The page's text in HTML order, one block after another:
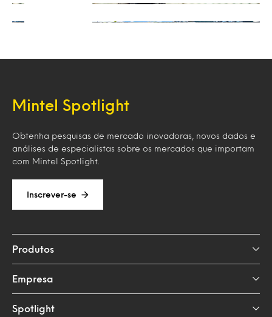
Mintel Spotlight
Obtenha pesquisas de mercado inovadoras, novos dados e
análises de especialistas sobre os mercados que importam
com Mintel Spotlight.
Inscrever-se
Produtos
Empresa
Spotlight